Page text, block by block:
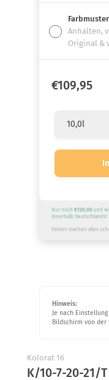
Kolorat
Farbpaletten
Kolorat 16
K/10-7-20-21/T
Farbmuster
Anhalten,
Original &
€109,95
Nur noch €120,00 und
innerhalb Deutschlands!
Farben machen alles
Hinweis:
Je nach
Bildschirm von der